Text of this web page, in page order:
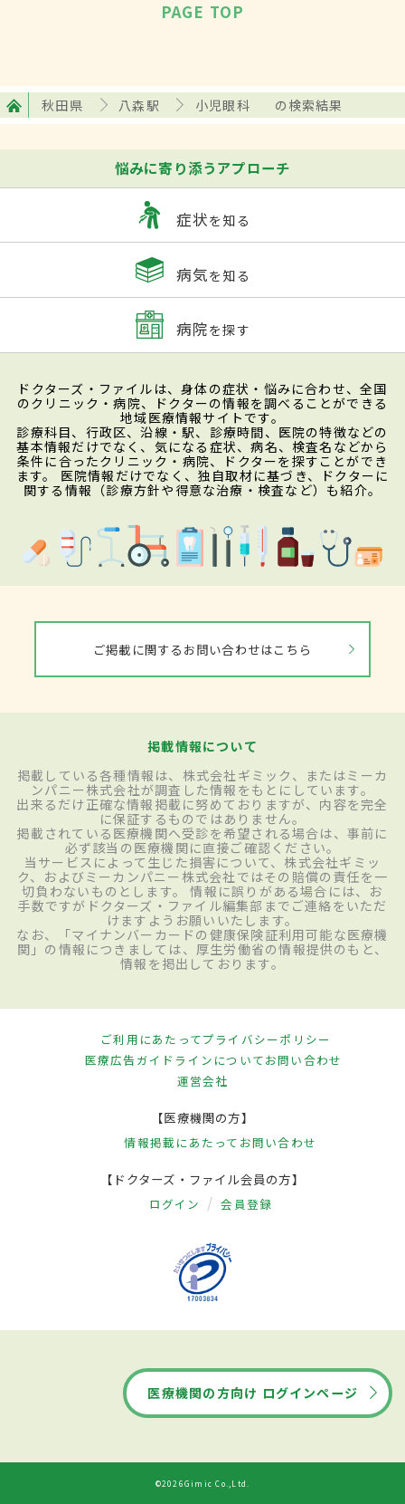
PAGE TOP
秋田県 八森駅 小児眼科 の検索結果
悩みに寄り添うアプローチ
症状を知る
病気を知る
病院を探す
ドクターズ・ファイルは、身体の症状・悩みに合わせ、全国
のクリニック・病院、ドクターの情報を調べることができる
地域医療情報サイトです。
診療科目、行政区、沿線・駅、診療時間、医院の特徴などの
基本情報だけでなく、気になる症状、病名、検査名などから
条件に合ったクリニック・病院、ドクターを探すことができ
ます。 医院情報だけでなく、独自取材に基づき、ドクターに
関する情報（診療方針や得意な治療・検査など）も紹介。
ご掲載に関するお問い合わせはこちら
掲載情報について
掲載している各種情報は、株式会社ギミック、またはミーカ
ンパニー株式会社が調査した情報をもとにしています。
出来るだけ正確な情報掲載に努めておりますが、内容を完全
に保証するものではありません。
掲載されている医療機関へ受診を希望される場合は、事前に
必ず該当の医療機関に直接ご確認ください。
当サービスによって生じた損害について、株式会社ギミッ
ク、およびミーカンパニー株式会社ではその賠償の責任を一
切負わないものとします。 情報に誤りがある場合には、お
手数ですがドクターズ・ファイル編集部までご連絡をいただ
けますようお願いいたします。
なお、「マイナンバーカードの健康保険証利用可能な医療機
関」の情報につきましては、厚生労働省の情報提供のもと、
情報を掲出しております。
ご利用にあたってプライバシーポリシー
医療広告ガイドラインについてお問い合わせ
運営会社
【医療機関の方】
情報掲載にあたって お問い合わせ
【ドクターズ・ファイル会員の方】
ログイン 会員登録
医療機関の方向け ログインページ
©2026Gimic Co.,Ltd.